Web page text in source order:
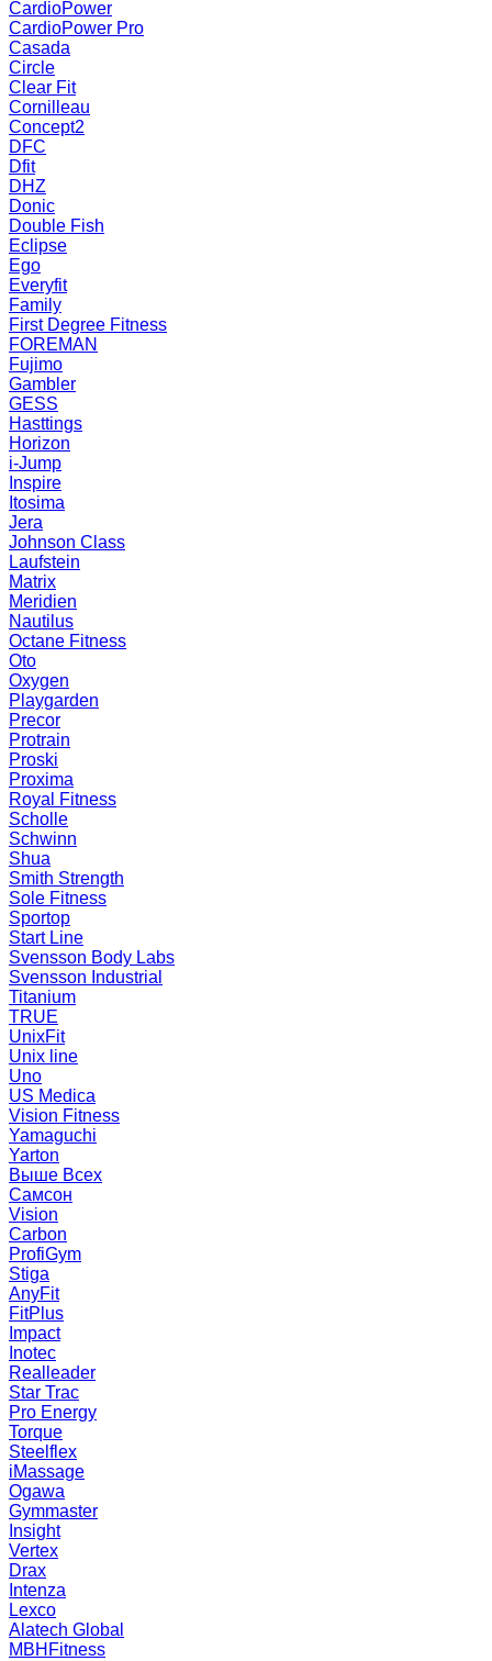
CardioPower
CardioPower Pro
Casada
Circle
Clear Fit
Cornilleau
Concept2
DFC
Dfit
DHZ
Donic
Double Fish
Eclipse
Ego
Everyfit
Family
First Degree Fitness
FOREMAN
Fujimo
Gambler
GESS
Hasttings
Horizon
i-Jump
Inspire
Itosima
Jera
Johnson Class
Laufstein
Matrix
Meridien
Nautilus
Octane Fitness
Oto
Oxygen
Playgarden
Precor
Protrain
Proski
Proxima
Royal Fitness
Scholle
Schwinn
Shua
Smith Strength
Sole Fitness
Sportop
Start Line
Svensson Body Labs
Svensson Industrial
Titanium
TRUE
UnixFit
Unix line
Uno
US Medica
Vision Fitness
Yamaguchi
Yarton
Выше Всех
Самсон
Vision
Carbon
ProfiGym
Stiga
AnyFit
FitPlus
Impact
Inotec
Realleader
Star Trac
Pro Energy
Torque
Steelflex
iMassage
Ogawa
Gymmaster
Insight
Vertex
Drax
Intenza
Lexco
Alatech Global
MBHFitness